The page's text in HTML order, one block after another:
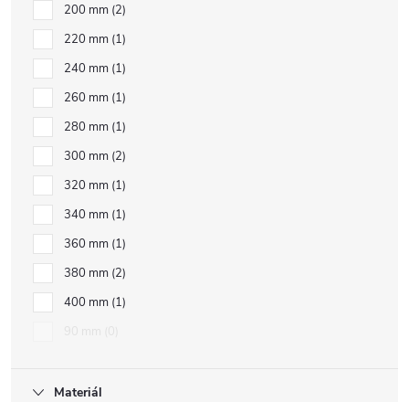
200 mm 2
220 mm 1
240 mm 1
260 mm 1
280 mm 1
300 mm 2
320 mm 1
340 mm 1
360 mm 1
380 mm 2
400 mm 1
Materiál